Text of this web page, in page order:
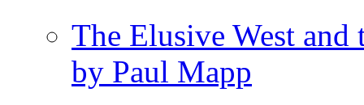
The Elusive West
by Paul Mapp